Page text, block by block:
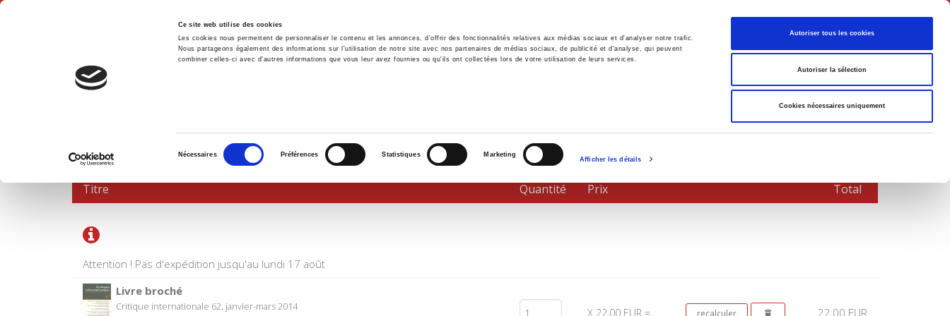
Ce site web utilise des cookies
Les cookies nous permettent de personnaliser le contenu et les annonces, d'offrir des fonctionnalités relatives aux médias sociaux et d'analyser notre trafic.
Nous partageons également des informations sur l'utilisation de notre site avec nos partenaires de médias sociaux, de publicité et d'analyse, qui peuvent
combiner celles-ci avec d'autres informations que vous leur avez fournies ou qu'ils ont collectées lors de votre utilisation de leurs services.
consentement
Nécessaires Préférences Statistiques Marketing
Afficher les détails
Autoriser tous les cookies
Autoriser la sélection
Cookies nécessaires uniquement
Français
Accueil Environnement Histoire International
PANIER D'ACHATS
Attention ! Pas d'expédition jusqu'au lundi 17 août
Titre Quantité Prix Total
Livre broché
Critique internationale 62, janvier-mars 2014
X 22,00 EUR = 22,00 EUR